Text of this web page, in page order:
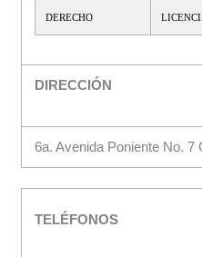
DERECHO
DIRECCIÓN
6a. Avenida Poniente No.
TELÉFONOS